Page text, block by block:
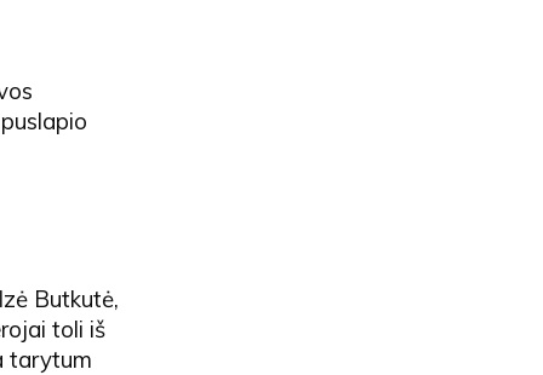
Butkutė,
toli iš
tarytum